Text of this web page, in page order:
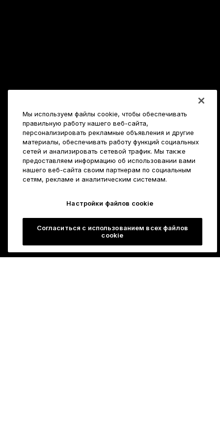
Мы используем файлы cookie, чтобы обеспечивать
правильную работу нашего веб-сайта,
персонализировать рекламные объявления и другие
материалы, обеспечивать работу функций социальных
сетей и анализировать сетевой трафик. Мы также
предоставляем информацию об использовании вами
нашего веб-сайта своим партнерам по социальным
сетям, рекламе и аналитическим системам.
Настройки файлов cookie
Согласиться с использованием всех файлов
cookie